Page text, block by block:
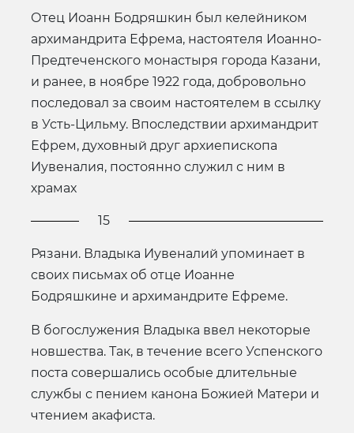
Отец Иоанн Бодряшкин был келейником
архимандрита Ефрема, настоятеля Иоанно-
Предтеченского монастыря города Казани,
и ранее, в ноябре 1922 года, добровольно
последовал за своим настоятелем в ссылку
в Усть-Цильму. Впоследствии архимандрит
Ефрем, духовный друг архиепископа
Иувеналия, постоянно служил с ним в
храмах
15
Рязани. Владыка Иувеналий упоминает в
своих письмах об отце Иоанне
Бодряшкине и архимандрите Ефреме.
В богослужения Владыка ввел некоторые
новшества. Так, в течение всего Успенского
поста совершались особые длительные
службы с пением канона Божией Матери и
чтением акафиста.